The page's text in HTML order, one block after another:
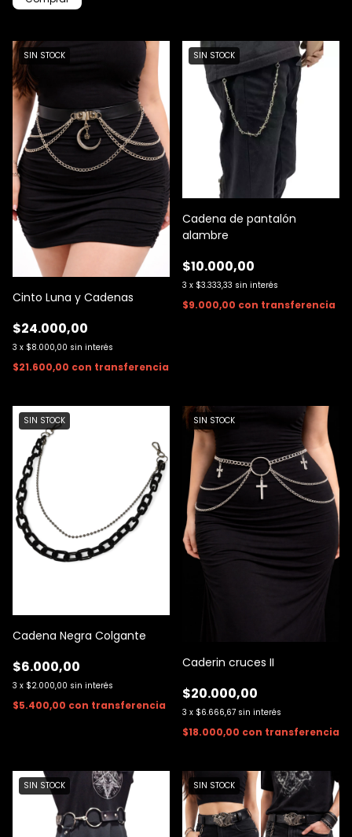
SIN STOCK
Cinto Luna y Cadenas
$24.000,00
3 x $8.000,00 sin interés
$21.600,00 con transferencia
SIN STOCK
Cadena de pantalón
alambre
$10.000,00
3 x $3.333,33 sin interés
$9.000,00 con transferencia
SIN STOCK
Cadena Negra Colgante
$6.000,00
3 x $2.000,00 sin interés
$5.400,00 con transferencia
SIN STOCK
Caderin cruces II
$20.000,00
3 x $6.666,67 sin interés
$18.000,00 con transferencia
SIN STOCK SIN STOCK